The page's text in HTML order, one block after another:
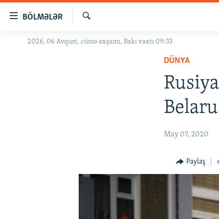
BÖLMƏLƏR
GÜNDƏM
Axtar
2026, 06 Avqust, cümə axşamı, Bakı vaxtı 09:33
DÜNYA
May 07, 2020
Paylaş